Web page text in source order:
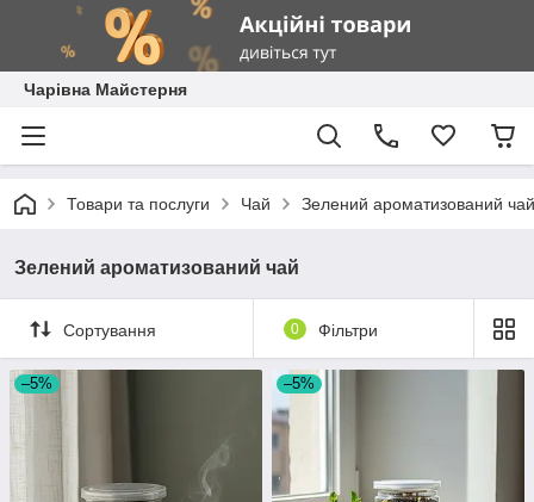
Чарівна Майстерня
Товари та послуги Чай Зелений ароматизований чай
Зелений ароматизований чай
Сортування 0 Фільтри
–5% –5%